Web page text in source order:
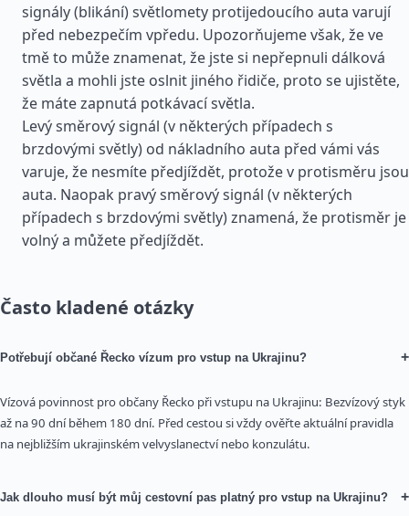
signály (blikání) světlomety protijedoucího auta varují
před nebezpečím vpředu. Upozorňujeme však, že ve
tmě to může znamenat, že jste si nepřepnuli dálková
světla a mohli jste oslnit jiného řidiče, proto se ujistěte,
že máte zapnutá potkávací světla.
Levý směrový signál (v některých případech s
brzdovými světly) od nákladního auta před vámi vás
varuje, že nesmíte předjíždět, protože v protisměru jsou
auta. Naopak pravý směrový signál (v některých
případech s brzdovými světly) znamená, že protisměr je
volný a můžete předjíždět.
Často kladené otázky
Potřebují občané Řecko vízum pro vstup na Ukrajinu? +
Vízová povinnost pro občany Řecko při vstupu na Ukrajinu: Bezvízový styk
až na 90 dní během 180 dní. Před cestou si vždy ověřte aktuální pravidla
na nejbližším ukrajinském velvyslanectví nebo konzulátu.
Jak dlouho musí být můj cestovní pas platný pro vstup na Ukrajinu? +